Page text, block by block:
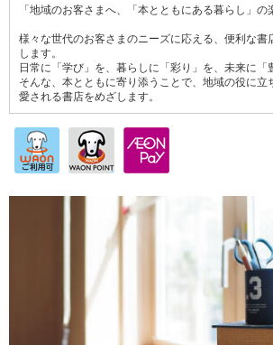
「地域のお客さまへ、「本とともにある暮らし」の
様々な世代のお客さまのニーズに応える、便利な書
します。
日常に「学び」を、暮らしに「彩り」を、未来に「
そんな、本とともに寄り添うことで、地域の役に立
愛される書店をめざします。